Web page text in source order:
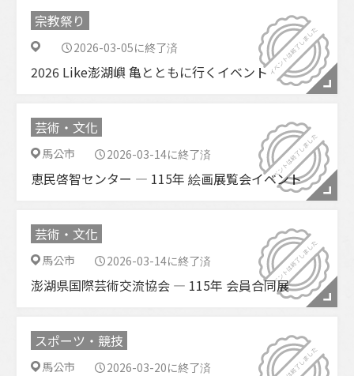
宗教祭り
2026-03-05に終了済
2026 Like澎湖嶼 亀とともに行くイベント
芸術・文化
馬公市 2026-03-14に終了済
恵民啓智センター ― 115年 絵画展覧会イベント
芸術・文化
馬公市 2026-03-14に終了済
澎湖県国際芸術交流協会 ― 115年 会員合同展
スポーツ・競技
馬公市 2026-03-20に終了済